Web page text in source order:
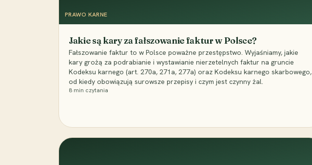
PRAWO KARNE
Jakie są kary za fałszowanie faktur w Polsce?
Fałszowanie faktur to w Polsce poważne przestępstwo. Wyjaśniamy, jakie
kary grożą za podrabianie i wystawianie nierzetelnych faktur na gruncie
Kodeksu karnego (art. 270a, 271a, 277a) oraz Kodeksu karnego skarbowego,
od kiedy obowiązują surowsze przepisy i czym jest czynny żal.
8 min czytania